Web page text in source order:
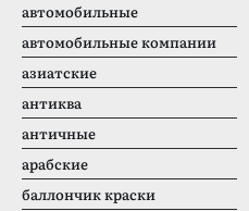
автомобильные
автомобильные компании
азиатские
антиква
античные
арабские
баллончик краски